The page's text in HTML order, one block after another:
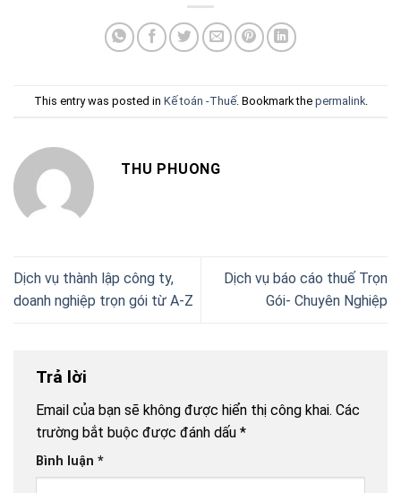
This entry was posted in Kế toán -Thuế. Bookmark the permalink.
THU PHUONG
Dịch vụ thành lập công ty,
doanh nghiệp trọn gói từ A-Z
Dịch vụ báo cáo thuế Trọn
Gói- Chuyên Nghiệp
Trả lời
Email của bạn sẽ không được hiển thị công khai. Các
trường bắt buộc được đánh dấu *
Bình luận *